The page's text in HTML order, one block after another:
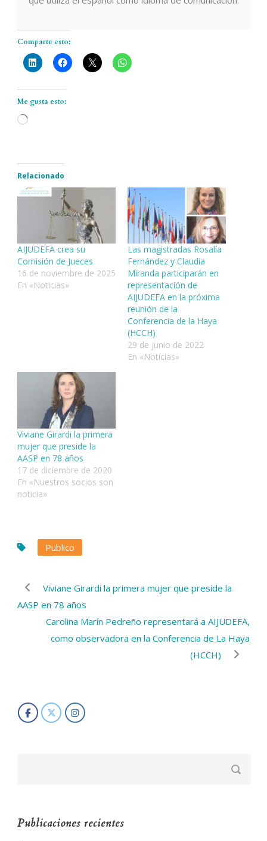
Comparte esto:
Me gusta esto:
Cargando...
Relacionado
AIJUDEFA crea su
Comisión de Jueces
16 de noviembre de 2025
En «Noticias»
Las magistradas Rosalía
Fernández y Claudia
Miranda participarán en
representación de
AIJUDEFA en la próxima
reunión de la
Conferencia de la Haya
(HCCH)
29 de junio de 2022
En «Noticias»
Viviane Girardi la primera
mujer que preside la
AASP en 78 años
17 de diciembre de 2020
En «Nuestros socios son
noticia»
Publico
Viviane Girardi la primera mujer que preside la
AASP en 78 años
Carolina Marín Pedreño representará a AIJUDEFA,
como observadora en la Conferencia de La Haya
(HCCH)
Publicaciones recientes